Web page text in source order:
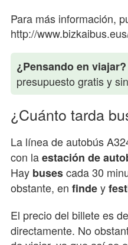
Para más información,
http://
¿Pensando en viajar?
presupuesto gratis y
¿Cuánto tarda
La línea de autobús
con laestación de
Hay busescada 30
obstante, en findey
El precio del billete es de
directamente. No